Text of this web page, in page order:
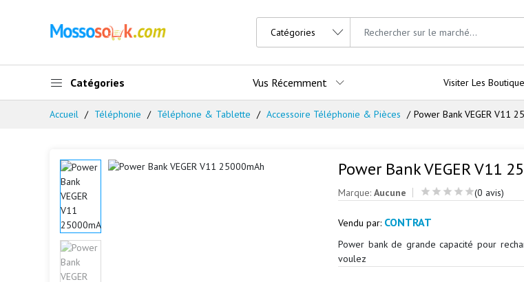
Catégories Vus Récemment Visiter Les
Accueil Téléphonie Téléphone & Tablette Accessoire Téléphonie & Pièces Power Bank VEGER V11
Power Bank VEGER V11
Marque:Aucune (0 avis)
Vendu par: CONTRAT
Power bank de grande capacité pour
voulez